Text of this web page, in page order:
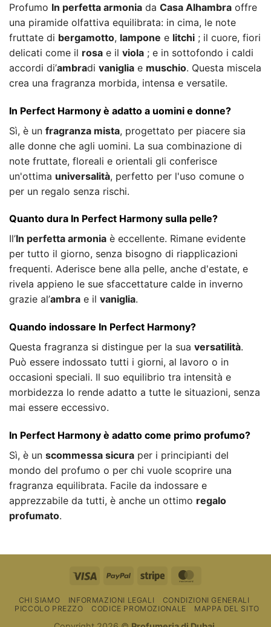
Profumo In perfetta armonia da Casa Alhambra offre
una piramide olfattiva equilibrata: in cima, le note
fruttate di bergamotto, lampone e litchi ; il cuore, fiori
delicati come il rosa e il viola ; e in sottofondo i caldi
accordi di’ambradi vaniglia e muschio. Questa miscela
crea una fragranza morbida, intensa e versatile.
In Perfect Harmony è adatto a uomini e donne?
Sì, è un fragranza mista, progettato per piacere sia
alle donne che agli uomini. La sua combinazione di
note fruttate, floreali e orientali gli conferisce
un'ottima universalità, perfetto per l'uso comune o
per un regalo senza rischi.
Quanto dura In Perfect Harmony sulla pelle?
Il’In perfetta armonia è eccellente. Rimane evidente
per tutto il giorno, senza bisogno di riapplicazioni
frequenti. Aderisce bene alla pelle, anche d'estate, e
rivela appieno le sue sfaccettature calde in inverno
grazie al’ambra e il vaniglia.
Quando indossare In Perfect Harmony?
Questa fragranza si distingue per la sua versatilità.
Può essere indossato tutti i giorni, al lavoro o in
occasioni speciali. Il suo equilibrio tra intensità e
morbidezza lo rende adatto a tutte le situazioni, senza
mai essere eccessivo.
In Perfect Harmony è adatto come primo profumo?
Sì, è un scommessa sicura per i principianti del
mondo del profumo o per chi vuole scoprire una
fragranza equilibrata. Facile da indossare e
apprezzabile da tutti, è anche un ottimo regalo
profumato.
Visto PayPal Striscia
CHI SIAMO INFORMAZIONI LEGALI
CONDIZIONI GENERALI
PICCOLO PREZZO
CODICE PROMOZIONALE MAPPA DEL SITO